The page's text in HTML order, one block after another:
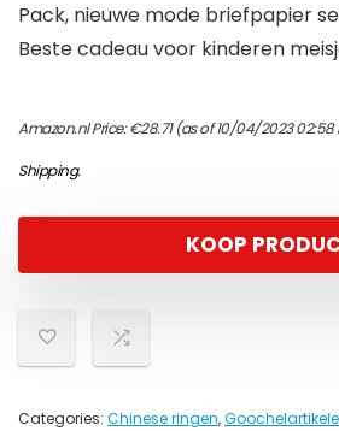
Pack, nieuwe mode briefpapier
Beste cadeau voor kinderen
Amazon.nl Price:€28.71(as of 10/04/2023 02:58
Shipping.
KOOP
Categories: Chinese ringen,